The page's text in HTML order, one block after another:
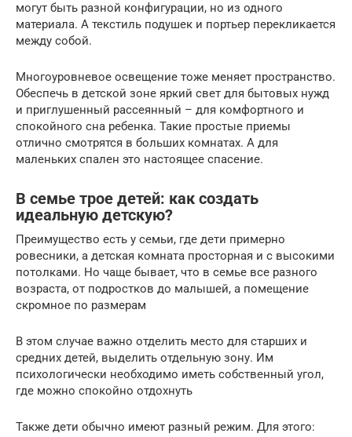
могут быть разной конфигурации, но из одного
материала. А текстиль подушек и портьер перекликается
между собой.
Многоуровневое освещение тоже меняет пространство.
Обеспечь в детской зоне яркий свет для бытовых нужд
и приглушенный рассеянный – для комфортного и
спокойного сна ребенка. Такие простые приемы
отлично смотрятся в больших комнатах. А для
маленьких спален это настоящее спасение.
В семье трое детей: как создать
идеальную детскую?
Преимущество есть у семьи, где дети примерно
ровесники, а детская комната просторная и с высокими
потолками. Но чаще бывает, что в семье все разного
возраста, от подростков до малышей, а помещение
скромное по размерам
В этом случае важно отделить место для старших и
средних детей, выделить отдельную зону. Им
психологически необходимо иметь собственный угол,
где можно спокойно отдохнуть
Также дети обычно имеют разный режим. Для этого: